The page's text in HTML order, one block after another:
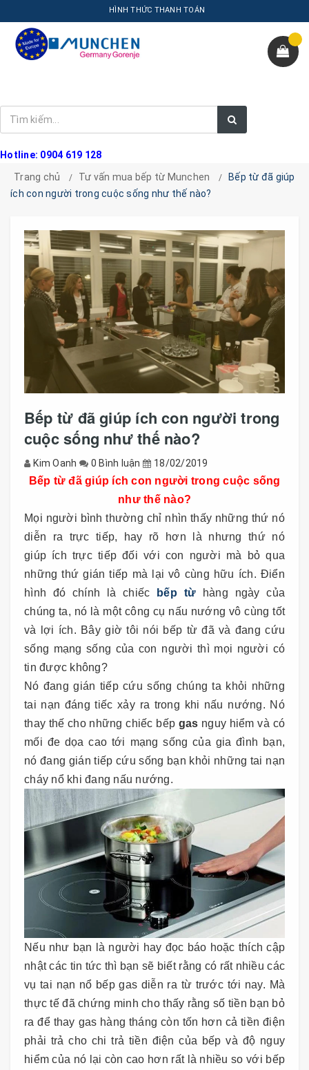
HÌNH THỨC THANH TOÁN
Hotline: 0904 619 128
Trang chủ
Tư vấn mua bếp từ Munchen
Bếp từ đã giúp
ích con người trong cuộc sống như thế nào?
Bếp từ đã giúp ích con người trong
cuộc sống như thế nào?
Kim Oanh 0 Bình luận 18/02/2019
Bếp từ đã giúp ích con người trong cuộc sống
như thế nào?
Mọi người bình thường chỉ nhìn thấy những thứ nó
diễn ra trực tiếp, hay rõ hơn là nhưng thứ nó
giúp ích trực tiếp đối với con người mà bỏ qua
những thứ gián tiếp mà lại vô cùng hữu ích. Điển
hình đó chính là chiếc
bếp từ hàng ngày của
chúng ta, nó là một công cụ nấu nướng vô cùng tốt
và lợi ích. Bây giờ tôi nói bếp từ đã và đang cứu
sống mạng sống của con người thì mọi người có
tin được không?
Nó đang gián tiếp cứu sống chúng ta khỏi những
tai nạn đáng tiếc xảy ra trong khi nấu nướng. Nó
thay thế cho những chiếc bếp gas nguy hiểm và có
mối đe dọa cao tới mạng sống của gia đình bạn,
nó đang gián tiếp cứu sống bạn khỏi những tai nạn
cháy nổ khi đang nấu nướng.
Nếu như bạn là người hay đọc báo hoặc thích cập
nhật các tin tức thì bạn sẽ biết rằng có rất nhiều các
vụ tai nạn nổ bếp gas diễn ra từ trước tới nay. Mà
thực tế đã chứng minh cho thấy rằng số tiền bạn bỏ
ra để thay gas hàng tháng còn tốn hơn cả tiền điện
phải trả cho chi trả tiền điện của bếp và độ nguy
hiểm của nó lại còn cao hơn rất là nhiều so với bếp